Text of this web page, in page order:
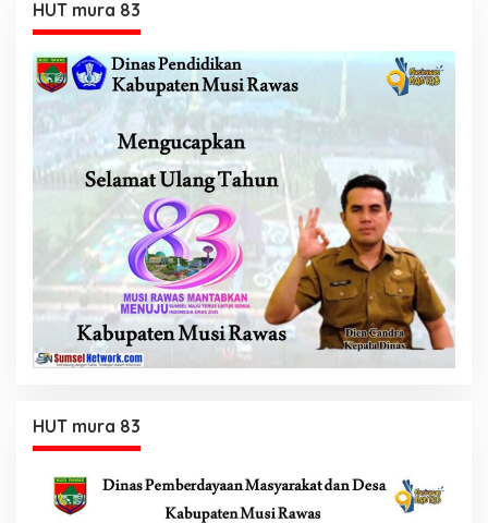
HUT mura 83
HUT mura 83